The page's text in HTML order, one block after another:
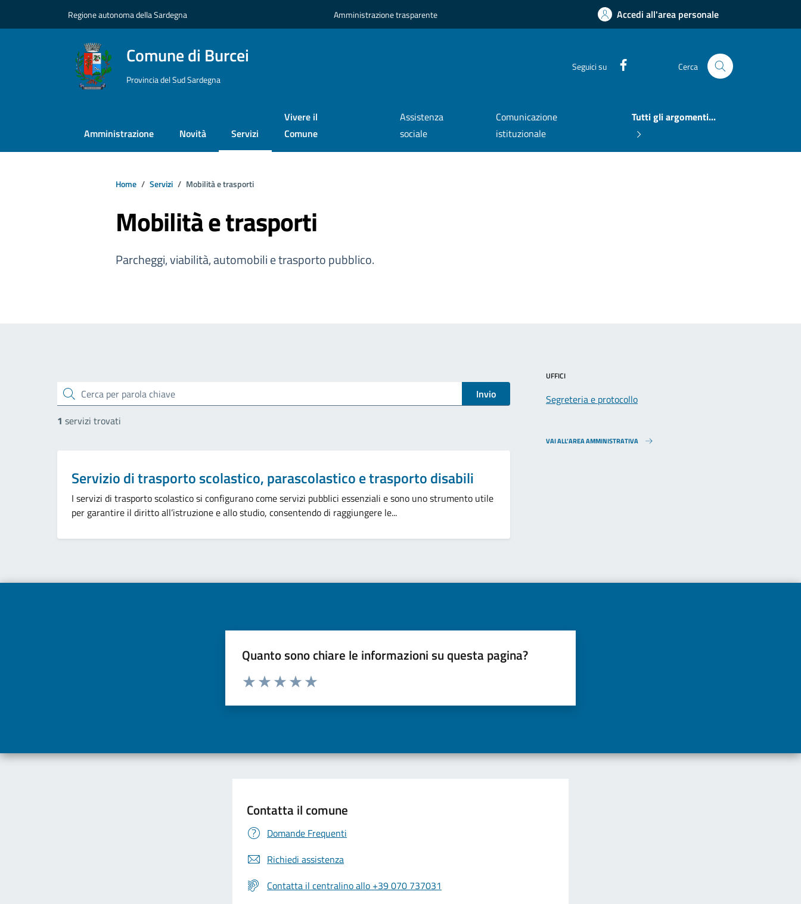
Regione autonoma della Sardegna Amministrazione trasparente Accedi all'area personale
Comune di Burcei
Provincia del Sud Sardegna
Seguici su Cerca
Amministrazione Novità Servizi
Vivere il
Comune
Assistenza
sociale
Comunicazione
istituzionale
Tutti gli argomenti...
Home Servizi Mobilità e trasporti
Mobilità e trasporti
Parcheggi, viabilità, automobili e trasporto pubblico.
cerca
Invio
1 servizi trovati
Categoria:
Servizio di trasporto scolastico, parascolastico e trasporto disabili
I servizi di trasporto scolastico si configurano come servizi pubblici essenziali e sono uno strumento utile
per garantire il diritto all’istruzione e allo studio, consentendo di raggiungere le...
UFFICI
Segreteria e protocollo
VAI ALL’AREA AMMINISTRATIVA
Quanto sono chiare le informazioni su questa pagina?
Valuta da 1 a 5 stelle la pagina
Contatta il comune
Domande Frequenti
Richiedi assistenza
Contatta il centralino allo +39 070 737031